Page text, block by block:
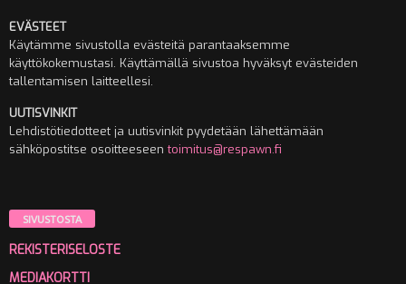
EVÄSTEET
Käytämme sivustolla evästeitä parantaaksemme
käyttökokemustasi. Käyttämällä sivustoa hyväksyt evästeiden
tallentamisen laitteellesi.
UUTISVINKIT
Lehdistötiedotteet ja uutisvinkit pyydetään lähettämään
sähköpostitse osoitteeseentoimitus@respawn.fi
SIVUSTOSTA
REKISTERISELOSTE
MEDIAKORTTI